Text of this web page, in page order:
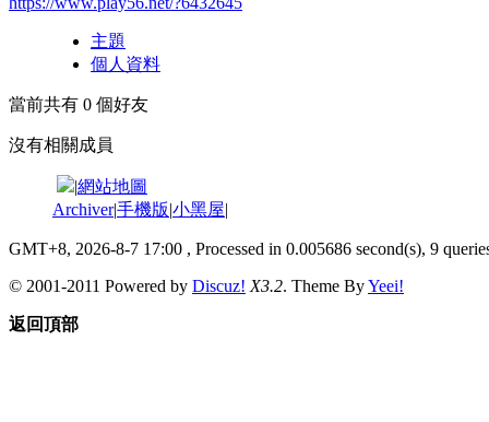
主題
個人資料
當前共有 0 個好友
沒有相關成員
|網站地圖
Archiver|手機版|小黑屋|
GMT+8, 2026-8-7 17:00 , Processed in 0.005686 second(s), 9
© 2001-2011 Powered by Discuz! X3.2. Theme ByYeei!
返回頂部